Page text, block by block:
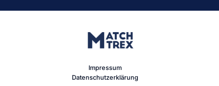
Impressum
Datenschutzerklärung